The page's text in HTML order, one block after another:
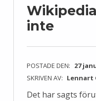
inte
POSTADE DEN: 27
SKRIVEN AV: Lennart
Det har sagts